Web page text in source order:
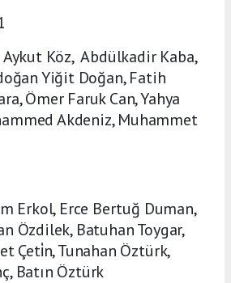
Köz, Abdülkadir Kaba,
Yiğit Doğan, Fatih
Ömer Faruk Can, Yahya
Akdeniz, Muhammet
Erkol, Erce Bertuğ Duman,
Özdilek, Batuhan Toygar,
Çeti̇n, Tunahan Öztürk,
Batın Öztürk